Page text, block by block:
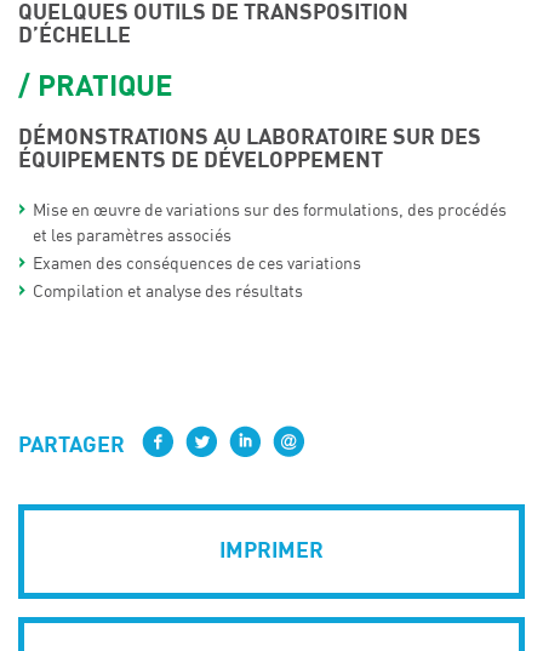
QUELQUES OUTILS DE TRANSPOSITION
D’ÉCHELLE
PRATIQUE
DÉMONSTRATIONS AU LABORATOIRE SUR DES
ÉQUIPEMENTS DE DÉVELOPPEMENT
Mise en œuvre de variations sur des formulations, des procédés
et les paramètres associés
Examen des conséquences de ces variations
Compilation et analyse des résultats
PARTAGER
IMPRIMER